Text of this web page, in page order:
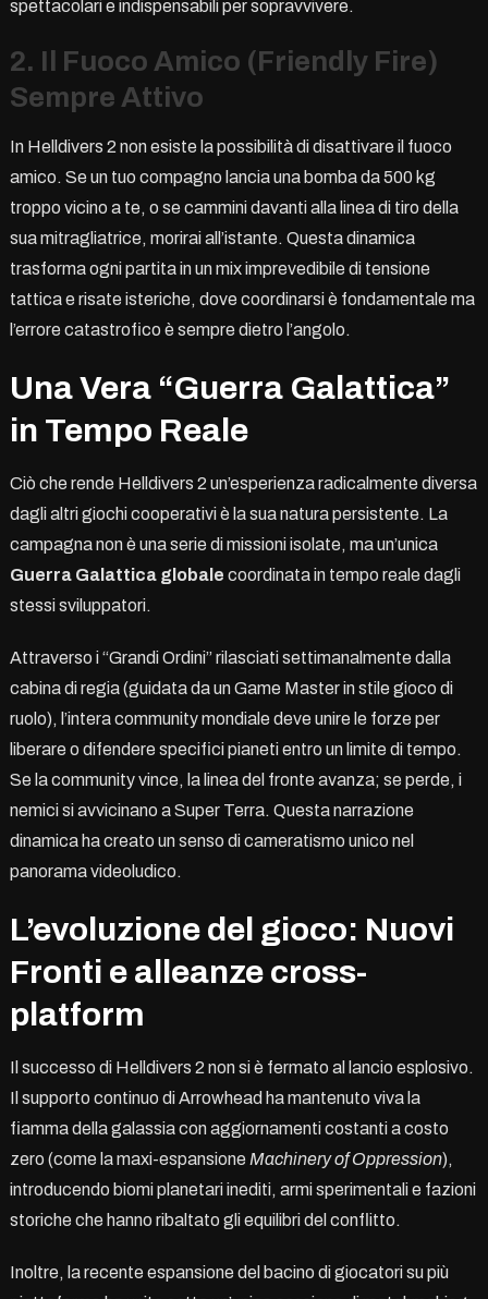
spettacolari e indispensabili per sopravvivere.
2. Il Fuoco Amico (Friendly Fire)
Sempre Attivo
In Helldivers 2 non esiste la possibilità di disattivare il fuoco
amico. Se un tuo compagno lancia una bomba da 500 kg
troppo vicino a te, o se cammini davanti alla linea di tiro della
sua mitragliatrice, morirai all’istante. Questa dinamica
trasforma ogni partita in un mix imprevedibile di tensione
tattica e risate isteriche, dove coordinarsi è fondamentale ma
l’errore catastrofico è sempre dietro l’angolo.
Una Vera “Guerra Galattica”
in Tempo Reale
Ciò che rende Helldivers 2 un’esperienza radicalmente diversa
dagli altri giochi cooperativi è la sua natura persistente. La
campagna non è una serie di missioni isolate, ma un’unica
Guerra Galattica globale coordinata in tempo reale dagli
stessi sviluppatori.
Attraverso i “Grandi Ordini” rilasciati settimanalmente dalla
cabina di regia (guidata da un Game Master in stile gioco di
ruolo), l’intera community mondiale deve unire le forze per
liberare o difendere specifici pianeti entro un limite di tempo.
Se la community vince, la linea del fronte avanza; se perde, i
nemici si avvicinano a Super Terra. Questa narrazione
dinamica ha creato un senso di cameratismo unico nel
panorama videoludico.
L’evoluzione del gioco: Nuovi
Fronti e alleanze cross-
platform
Il successo di Helldivers 2 non si è fermato al lancio esplosivo.
Il supporto continuo di Arrowhead ha mantenuto viva la
fiamma della galassia con aggiornamenti costanti a costo
zero (come la maxi-espansione Machinery of Oppression),
introducendo biomi planetari inediti, armi sperimentali e fazioni
storiche che hanno ribaltato gli equilibri del conflitto.
Inoltre, la recente espansione del bacino di giocatori su più